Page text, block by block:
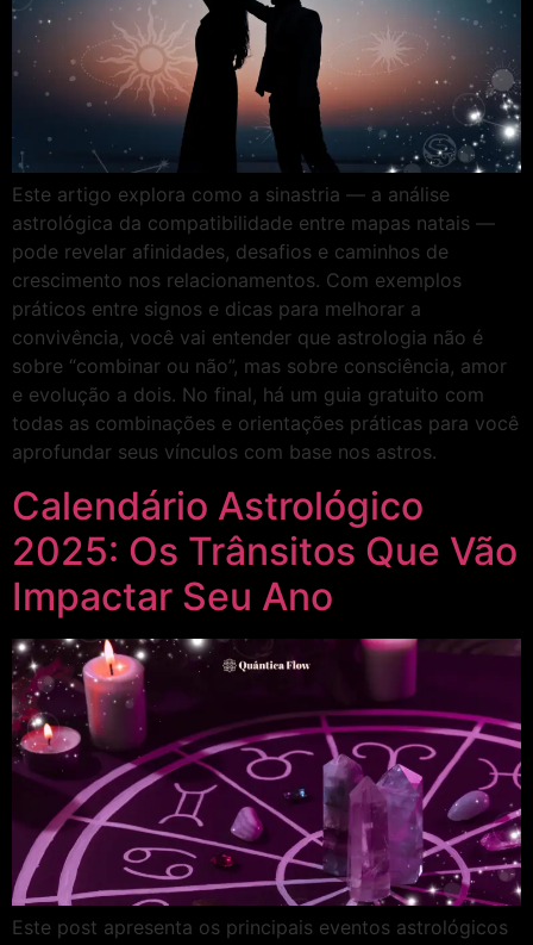
Este artigo explora como a sinastria — a análise
astrológica da compatibilidade entre mapas natais —
pode revelar afinidades, desafios e caminhos de
crescimento nos relacionamentos. Com exemplos
práticos entre signos e dicas para melhorar a
convivência, você vai entender que astrologia não é
sobre “combinar ou não”, mas sobre consciência, amor
e evolução a dois. No final, há um guia gratuito com
todas as combinações e orientações práticas para você
aprofundar seus vínculos com base nos astros.
Calendário Astrológico
2025: Os Trânsitos Que Vão
Impactar Seu Ano
Este post apresenta os principais eventos astrológicos